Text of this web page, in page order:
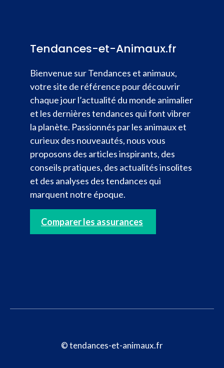
Tendances-et-Animaux.fr
Bienvenue sur Tendances et animaux,
votre site de référence pour découvrir
chaque jour l’actualité du monde animalier
et les dernières tendances qui font vibrer
la planète. Passionnés par les animaux et
curieux des nouveautés, nous vous
proposons des articles inspirants, des
conseils pratiques, des actualités insolites
et des analyses des tendances qui
marquent notre époque.
Comparer les assurances
© tendances-et-animaux.fr